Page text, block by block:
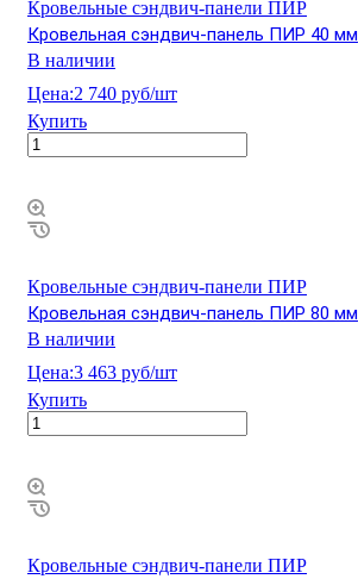
Кровельные сэндвич-панели ПИР
Кровельная сэндвич-панель ПИР 40 мм
В наличии
Цена:2 740 руб/шт
Купить
Кровельные сэндвич-панели ПИР
Кровельная сэндвич-панель ПИР 80 мм
В наличии
Цена:3 463 руб/шт
Купить
Кровельные сэндвич-панели ПИР